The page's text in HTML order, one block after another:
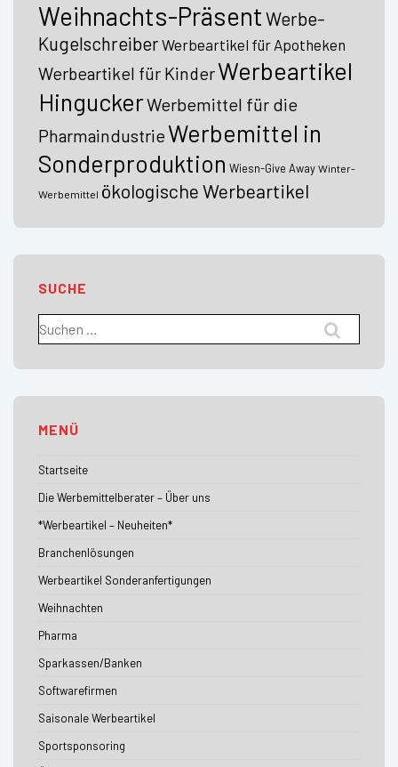
Weihnachts-Präsent Werbe-
Kugelschreiber Werbeartikel für Apotheken
Werbeartikel für KinderWerbeartikel
HinguckerWerbemittel für die
PharmaindustrieWerbemittel in
Sonderproduktion Wiesn-Give Away Winter-
Werbemittel ökologische Werbeartikel
SUCHE
nach:
MENÜ
Startseite
Die Werbemittelberater – Über uns
*Werbeartikel – Neuheiten*
Branchenlösungen
Werbeartikel Sonderanfertigungen
Weihnachten
Pharma
Sparkassen/Banken
Softwarefirmen
Saisonale Werbeartikel
Sportsponsoring